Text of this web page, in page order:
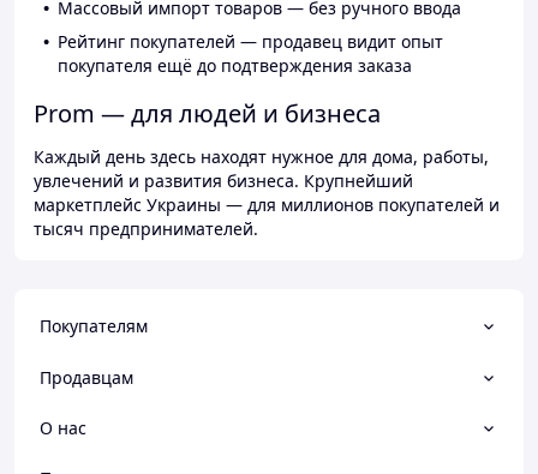
Массовый импорт товаров — без ручного ввода
Рейтинг покупателей — продавец видит опыт
покупателя ещё до подтверждения заказа
Prom — для людей и бизнеса
Каждый день здесь находят нужное для дома, работы,
увлечений и развития бизнеса. Крупнейший
маркетплейс Украины — для миллионов покупателей и
тысяч предпринимателей.
Покупателям
Продавцам
О нас